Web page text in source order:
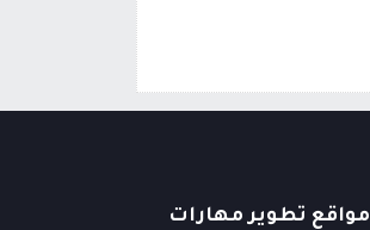
مواقع تطوير مهارات